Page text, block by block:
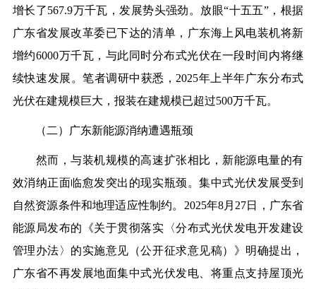
增长了567.9万千瓦，发展势头强劲。放眼“十五五”，根据
广东省发展改革委已下达的清单，广东海上风电装机将新
增约6000万千瓦，与此同时分布式光伏在一段时间内将继
续快速发展。笔者调研中获悉，2025年上半年广东分布式
光伏在建规模巨大，报装在建规模已超过500万千瓦。
（二）广东新能源消纳遭遇瓶颈
然而，与装机规模的高速扩张相比，新能源电量的有
效消纳正面临愈发突出的现实瓶颈。集中式光伏发展受到
自然资源条件和地理适应性制约。2025年8月27日，广东省
能源局发布的《关于贯彻落实〈分布式光伏发电开发建设
管理办法〉的实施意见（公开征求意见稿）》明确提出，
广东省不再发展地面集中式光伏发电、将重点支持屋顶光